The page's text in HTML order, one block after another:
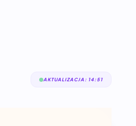
AKTUALIZACJA: 14:51